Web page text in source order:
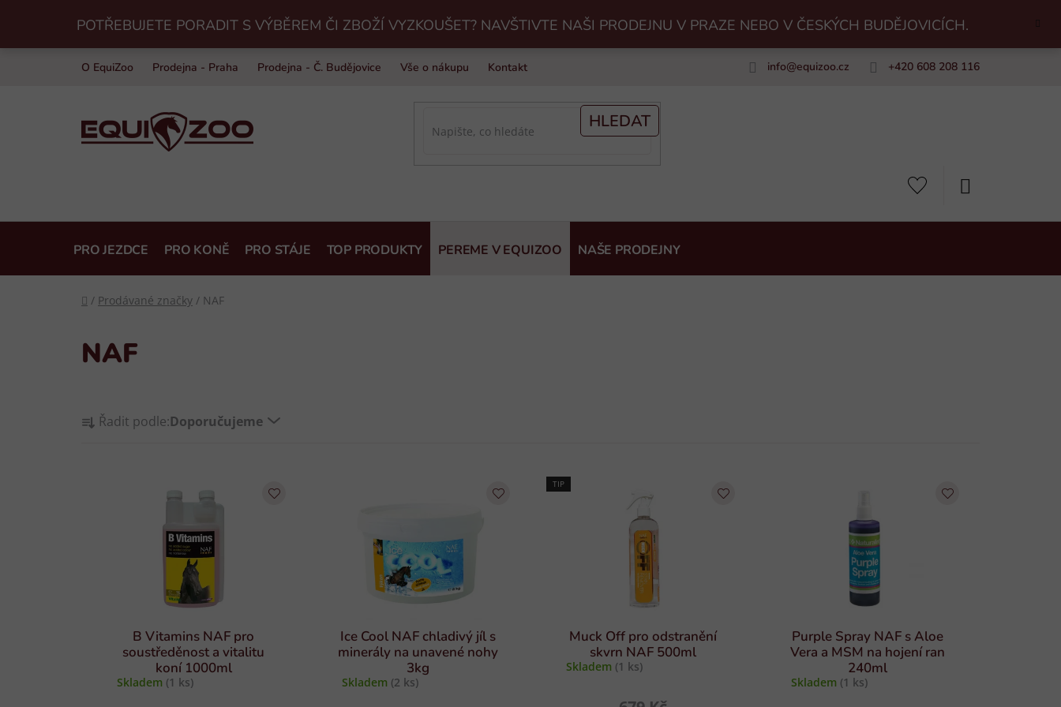
obsah
POTŘEBUJETE PORADIT S VÝBĚREM ČI ZBOŽÍ VYZKOUŠET? NAVŠTIVTE NAŠI PRODEJNU V PRAZE NEBO V ČESKÝCH BUDĚJOVICÍCH.
O EquiZoo Prodejna - Praha Prodejna - Č. Budějovice Vše o nákupu Kontakt info@equizoo.cz +420 608 208 116
HLEDAT
PRO JEZDCE PRO KONĚ PRO STÁJE TOP PRODUKTY PEREME V EQUIZOO NAŠE PRODEJNY
Domů
/ Prodávané značky / NAF
NAF
a Řadit podle:Doporučujeme
B Vitamins NAF pro
soustředěnost a vitalitu
koní 1000ml
Skladem (1 ks)
Ice Cool NAF chladivý jíl s
minerály na unavené nohy
3kg
Skladem (2 ks)
TIP
Muck Off pro odstranění
skvrn NAF 500ml
Skladem (1 ks)
Purple Spray NAF s Aloe
Vera a MSM na hojení ran
240ml
Skladem (1 ks)